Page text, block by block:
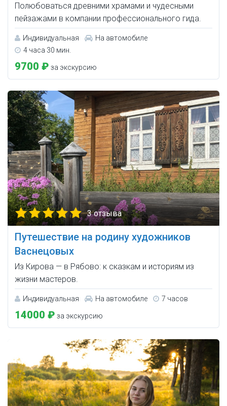
Полюбоваться древними храмами и чудесными
пейзажами в компании профессионального гида.
Индивидуальная
На автомобиле
4 часа 30 мин.
9700 ₽ за экскурсию
3 отзыва
Путешествие на родину художников
Васнецовых
Из Кирова — в Рябово: к сказкам и историям из
жизни мастеров.
Индивидуальная На автомобиле 7 часов
14000 ₽ за экскурсию